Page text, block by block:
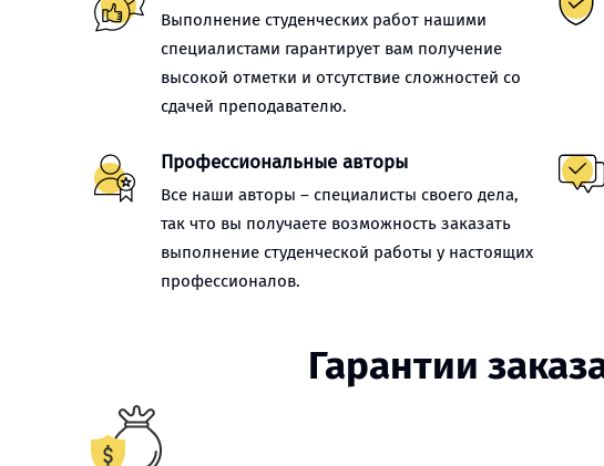
Выполнение студенческих работ нашими
специалистами гарантирует вам получение
высокой отметки и отсутствие сложностей со
сдачей преподавателю.
Профессиональные авторы
Все наши авторы – специалисты своего дела,
так что вы получаете возможность заказать
выполнение студенческой работы у настоящих
профессионалов.
Гарантии